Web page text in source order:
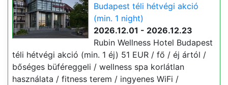
Budapest téli hétvégi akció
(min. 1 night)
2026.12.01 - 2026.12.23
Rubin Wellness Hotel Budapest
téli hétvégi akció (min. 1 éj) 51 EUR / fő / éj ártól /
bőséges büféreggeli / wellness spa korlátlan
használata / fitness terem / ingyenes WiFi /